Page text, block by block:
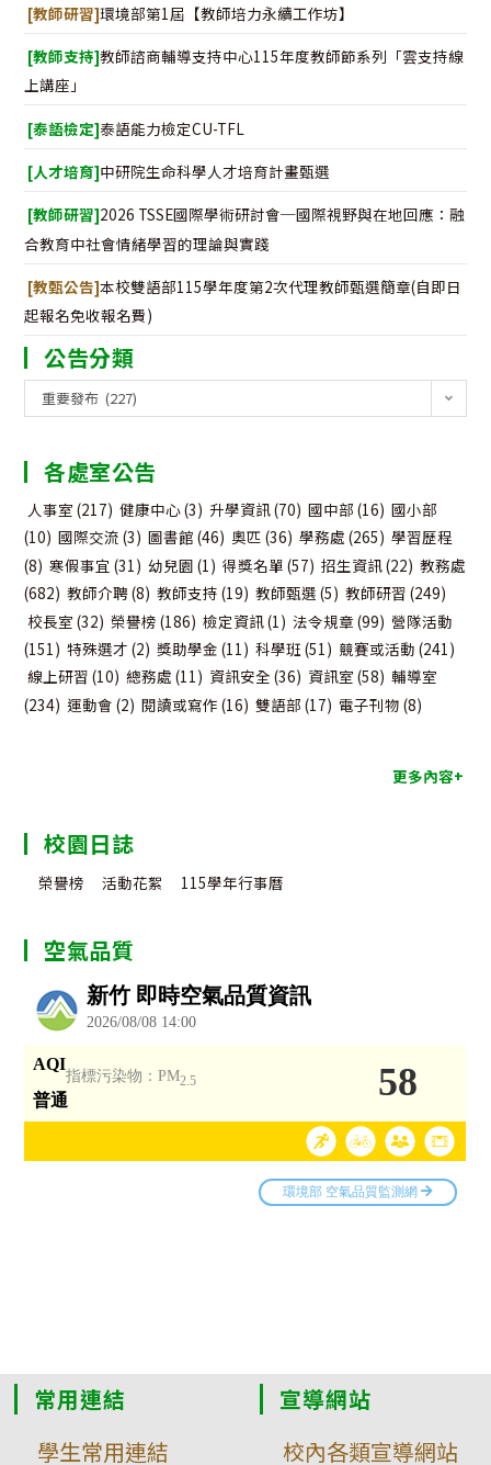
宣
中
[教師研習]環境部第1屆【教師培力永續工作坊】
[教師支持]教師諮商輔導支持中心115年度教師節系列「雲支持線
上講座」
[泰語檢定]泰語能力檢定CU-TFL
[人才培育]中研院生命科學人才培育計畫甄選
[教師研習]2026 TSSE國際學術研討會─國際視野與在地回應：融
合教育中社會情緒學習的理論與實踐
[教甄公告]本校雙語部115學年度第2次代理教師甄選簡章(自即日
起報名免收報名費)
公告分類
告
類
重要發布 (227)
各處室公告
人事室 (217) 健康中心(3) 升學資訊(70) 國中部 (16) 國小部
(10) 國際交流 (3) 圖書館 (46) 奧匹 (36) 學務處 (265) 學習歷程
(8) 寒假事宜 (31) 幼兒園 (1) 得獎名單 (57) 招生資訊(22) 教務處
(682) 教師介聘(8) 教師支持 (19) 教師甄選 (5) 教師研習 (249)
校長室 (32) 榮譽榜 (186) 檢定資訊(1) 法令規章 (99) 營隊活動
(151) 特殊選才 (2) 獎助學金 (11) 科學班(51) 競賽或活動 (241)
線上研習 (10) 總務處 (11) 資訊安全 (36) 資訊室 (58) 輔導室
(234) 運動會 (2) 閱讀或寫作 (16) 雙語部 (17) 電子刊物 (8)
更多內容+
校園日誌
榮譽榜 活動花絮 115學年行事曆
空氣品質
常用連結
學生常用連結
宣導網站
校內各類宣導網站